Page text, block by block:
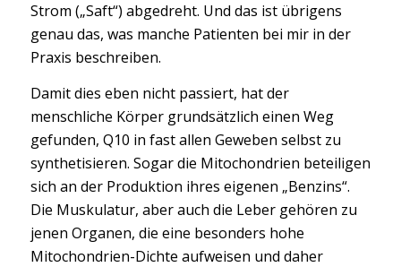
Strom („Saft“) abgedreht. Und das ist übrigens
genau das, was manche Patienten bei mir in der
Praxis beschreiben.
Damit dies eben nicht passiert, hat der
menschliche Körper grundsätzlich einen Weg
gefunden, Q10 in fast allen Geweben selbst zu
synthetisieren. Sogar die Mitochondrien beteiligen
sich an der Produktion ihres eigenen „Benzins“.
Die Muskulatur, aber auch die Leber gehören zu
jenen Organen, die eine besonders hohe
Mitochondrien-Dichte aufweisen und daher